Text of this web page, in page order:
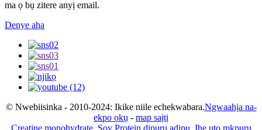
ma ọ bụ zitere anyị email.
Denye aha
© Nwebiisinka - 2010-2024: Ikike niile echekwabara.Ngwaahịa na-
ekpo ọkụ - map saịtị
Creatine monohydrate, Soy Protein dịpụrụ adịpụ Ihe ụtọ mkpụrụ